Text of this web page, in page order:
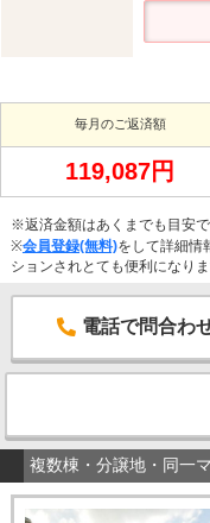
毎月のご返済額
119,087円
※返済金額はあくまでも目安で
※会員登録(無料)をして詳細情
ションされとても便利になりま
電話で問合わ
複数棟・分譲地・同一